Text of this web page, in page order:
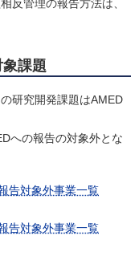
反管理の報告方法は、
課題
研究開発課題はAMED
への報告の対象外とな
告対象外事業一覧
告対象外事業一覧